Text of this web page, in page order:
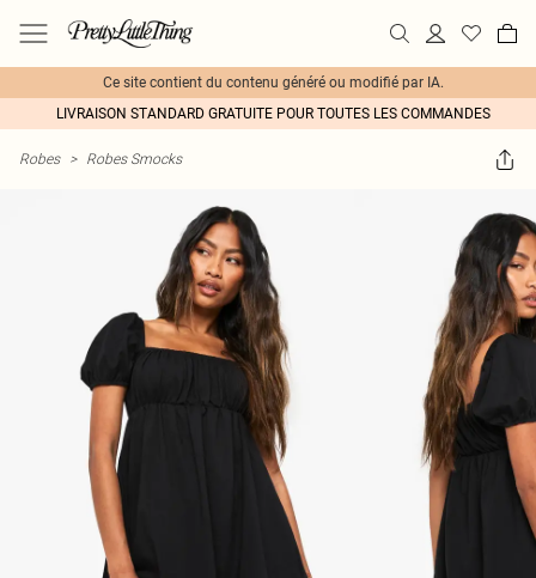
Ce site contient du contenu généré ou modifié par IA.
LIVRAISON STANDARD GRATUITE POUR TOUTES LES COMMANDES
Robes > Robes Smocks